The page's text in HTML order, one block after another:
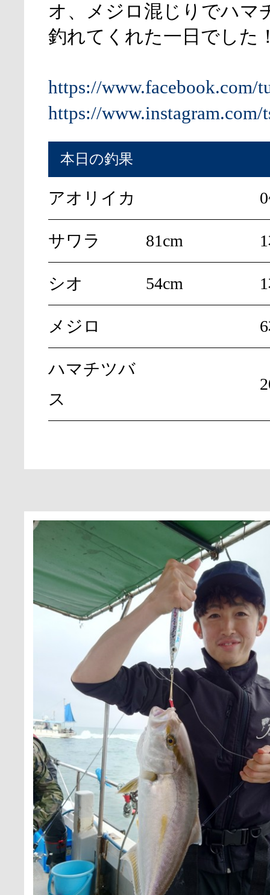
オ、メジロ混じりでハマ
釣れてくれた一日でした
https://www.facebook.com/
https://www.instagram.com/
本日の釣果
アオリイカ
サワラ 81cm
シオ 54cm
メジロ
ハマチツバ
ス